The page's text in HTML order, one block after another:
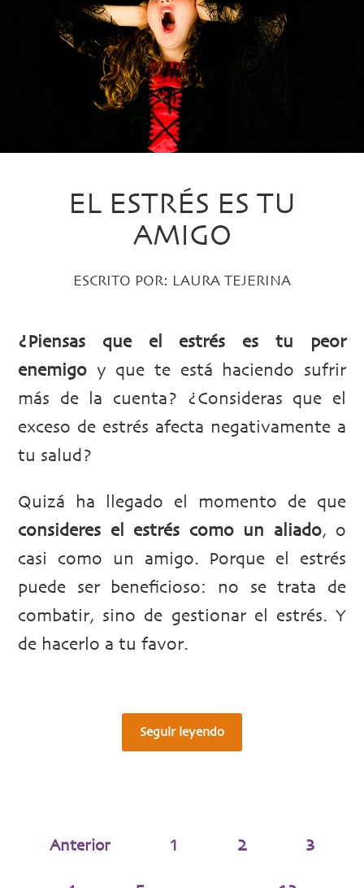
EL ESTRÉS ES TU
AMIGO
ESCRITO POR: LAURA TEJERINA
¿Piensas que el estrés es tu peor
enemigo y que te está haciendo sufrir
más de la cuenta? ¿Consideras que el
exceso de estrés afecta negativamente a
tu salud?
Quizá ha llegado el momento de que
consideres el estrés como un aliado, o
casi como un amigo. Porque el estrés
puede ser beneficioso: no se trata de
combatir, sino de gestionar el estrés. Y
de hacerlo a tu favor.
Seguir leyendo
Anterior 1 2 3